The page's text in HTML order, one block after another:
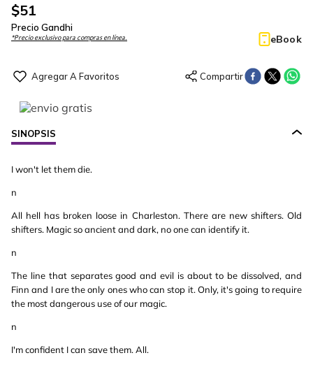
$51
Precio Gandhi
*Precio exclusivo para compras en línea. eBook
SINOPSIS
I won't let them die.
n
All hell has broken loose in Charleston. There are new shifters. Old
shifters. Magic so ancient and dark, no one can identify it.
n
The line that separates good and evil is about to be dissolved, and
Finn and I are the only ones who can stop it. Only, it's going to require
the most dangerous use of our magic.
n
I'm confident I can save them. All.